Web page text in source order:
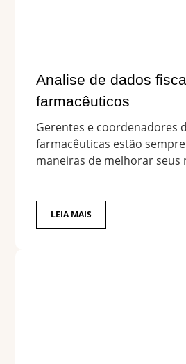
Analise de dados
farmacêuticos
Gerentes e coordenadores
farmacêuticas estão
maneiras de melhorar seus
LEIA MAIS